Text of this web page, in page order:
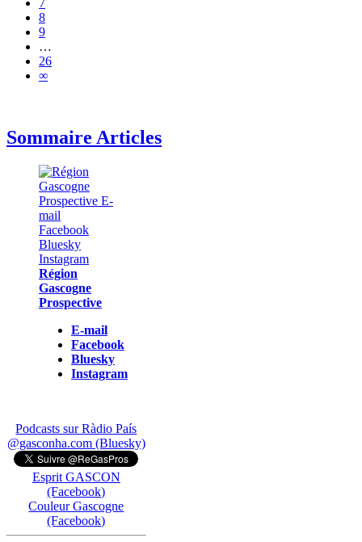
7
8
9
…
26
∞
Sommaire Articles
Région
Gascogne
Prospective
E-mail
Facebook
Bluesky
Instagram
Podcasts sur Ràdio País
@gasconha.com (Bluesky)
Esprit GASCON
(Facebook)
Couleur Gascogne
(Facebook)